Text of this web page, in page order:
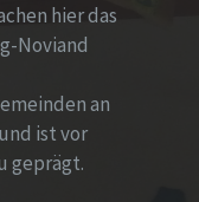
hier das
Noviand
an
ist vor
geprägt.